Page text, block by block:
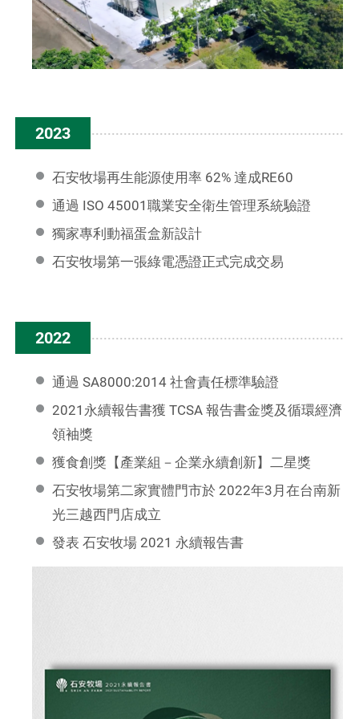
2023
石安牧場再生能源使用率 62% 達成RE60
通過 ISO 45001職業安全衛生管理系統驗證
獨家專利動福蛋盒新設計
石安牧場第一張綠電憑證正式完成交易
2022
通過 SA8000:2014 社會責任標準驗證
2021永續報告書獲 TCSA 報告書金獎及循環經濟
領袖獎
獲食創獎【產業組－企業永續創新】二星獎
石安牧場第二家實體門市於 2022年3月在台南新
光三越西門店成立
發表 石安牧場 2021 永續報告書